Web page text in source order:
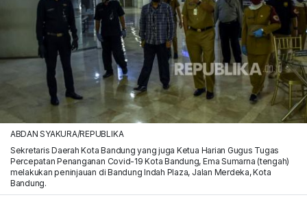
ABDAN SYAKURA/REPUBLIKA
Sekretaris Daerah Kota Bandung yang juga Ketua Harian Gugus Tugas
Percepatan Penanganan Covid-19 Kota Bandung, Ema Sumarna (tengah)
melakukan peninjauan di Bandung Indah Plaza, Jalan Merdeka, Kota
Bandung.